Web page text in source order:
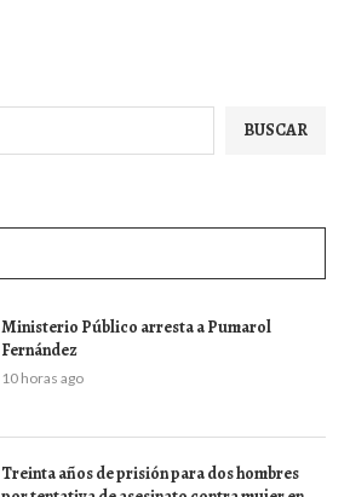
BUSCAR
Ministerio Público arresta a Pumarol
Fernández
10 horas ago
Treinta años de prisión para dos hombres